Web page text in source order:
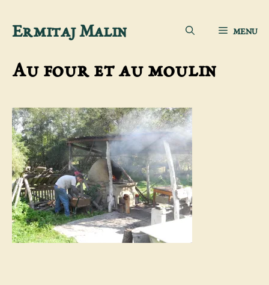
Aller
contenu
Ermitaj Malin MENU
Au four et au moulin